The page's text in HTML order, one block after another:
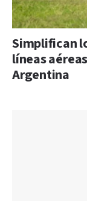
Simplifican
líneas
Argentina